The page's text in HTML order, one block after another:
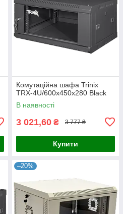
Комутаційна шафа Trinix
TRX-4U/600x450x280 Black
В наявності
3 021,60 ₴ 3 777 ₴
Купити
–20%